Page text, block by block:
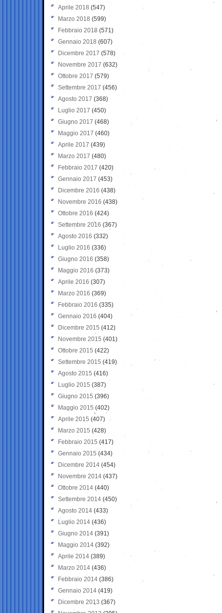
Aprile 2018 (547)
Marzo 2018 (599)
Febbraio 2018 (571)
Gennaio 2018 (607)
Dicembre 2017 (578)
Novembre 2017 (632)
Ottobre 2017 (579)
Settembre 2017 (456)
Agosto 2017 (368)
Luglio 2017 (450)
Giugno 2017 (468)
Maggio 2017 (460)
Aprile 2017 (439)
Marzo 2017 (480)
Febbraio 2017 (420)
Gennaio 2017 (453)
Dicembre 2016 (438)
Novembre 2016 (438)
Ottobre 2016 (424)
Settembre 2016 (367)
Agosto 2016 (332)
Luglio 2016 (336)
Giugno 2016 (358)
Maggio 2016 (373)
Aprile 2016 (307)
Marzo 2016 (369)
Febbraio 2016 (335)
Gennaio 2016 (404)
Dicembre 2015 (412)
Novembre 2015 (401)
Ottobre 2015 (422)
Settembre 2015 (419)
Agosto 2015 (416)
Luglio 2015 (387)
Giugno 2015 (396)
Maggio 2015 (402)
Aprile 2015 (407)
Marzo 2015 (428)
Febbraio 2015 (417)
Gennaio 2015 (434)
Dicembre 2014 (454)
Novembre 2014 (437)
Ottobre 2014 (440)
Settembre 2014 (450)
Agosto 2014 (433)
Luglio 2014 (436)
Giugno 2014 (391)
Maggio 2014 (392)
Aprile 2014 (389)
Marzo 2014 (436)
Febbraio 2014 (386)
Gennaio 2014 (419)
Dicembre 2013 (367)